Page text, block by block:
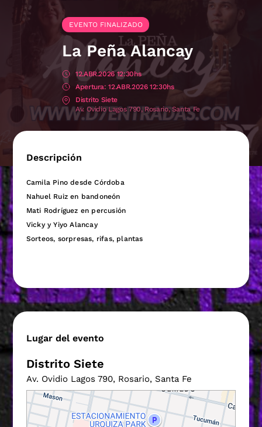
EVENTO FINALIZADO
La Peña Alancay
12.ABR.2026 12:30hs
12.ABR.2026 12:30hs
Distrito Siete
Av. Ovidio Lagos 790, Rosario, Santa Fe
Descripción
Camila Pino desde Córdoba
Nahuel Ruiz en bandoneón
Mati Rodríguez en percusión
Vicky y Yiyo Alancay
Sorteos, sorpresas, rifas, plantas
Lugar del evento
Distrito Siete
Av. Ovidio Lagos 790, Rosario, Santa Fe